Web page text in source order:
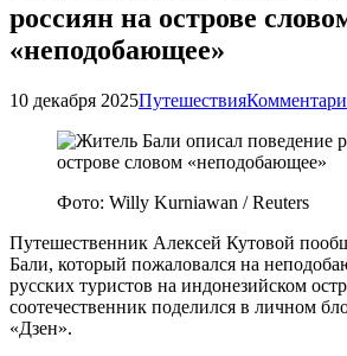
россиян на острове
«неподобающее»
10 декабря 2025Путешествия
Фото: Willy Kurniawan / Reuters
Путешественник Алексей Кутовой
Бали, который пожаловался на
русских туристов на индонезийском
соотечественник поделился в личном
«Дзен».